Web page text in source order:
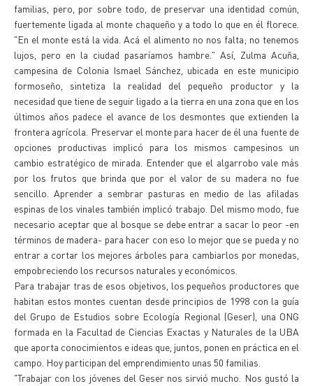
familias, pero, por sobre todo, de preservar una identidad común,
fuertemente ligada al monte chaqueño y a todo lo que en él florece.
"En el monte está la vida. Acá el alimento no nos falta; no tenemos
lujos, pero en la ciudad pasaríamos hambre." Así, Zulma Acuña,
campesina de Colonia Ismael Sánchez, ubicada en este municipio
formoseño, sintetiza la realidad del pequeño productor y la
necesidad que tiene de seguir ligado a la tierra en una zona que en los
últimos años padece el avance de los desmontes que extienden la
frontera agrícola. Preservar el monte para hacer de él una fuente de
opciones productivas implicó para los mismos campesinos un
cambio estratégico de mirada. Entender que el algarrobo vale más
por los frutos que brinda que por el valor de su madera no fue
sencillo. Aprender a sembrar pasturas en medio de las afiladas
espinas de los vinales también implicó trabajo. Del mismo modo, fue
necesario aceptar que al bosque se debe entrar a sacar lo peor -en
términos de madera- para hacer con eso lo mejor que se pueda y no
entrar a cortar los mejores árboles para cambiarlos por monedas,
empobreciendo los recursos naturales y económicos.
Para trabajar tras de esos objetivos, los pequeños productores que
habitan estos montes cuentan desde principios de 1998 con la guía
del Grupo de Estudios sobre Ecología Regional (Geser), una ONG
formada en la Facultad de Ciencias Exactas y Naturales de la UBA
que aporta conocimientos e ideas que, juntos, ponen en práctica en el
campo. Hoy participan del emprendimiento unas 50 familias.
"Trabajar con los jóvenes del Geser nos sirvió mucho. Nos gustó la